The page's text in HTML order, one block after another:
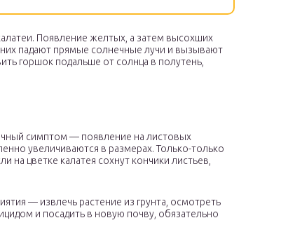
Появление желтых, а затем высохших
падают прямые солнечные лучи и вызывают
горшок подальше от солнца в полутень,
симптом — появление на листовых
увеличиваются в размерах. Только-только
цветке калатея сохнут кончики листьев,
— извлечь растение из грунта, осмотреть
и посадить в новую почву, обязательно